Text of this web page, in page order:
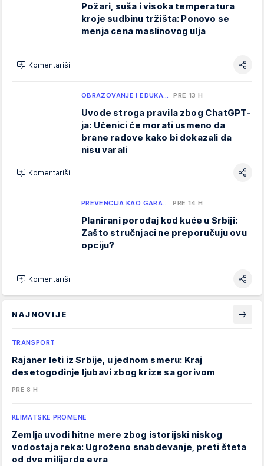
Požari, suša i visoka temperatura
kroje sudbinu tržišta: Ponovo se
menja cena maslinovog ulja
Komentariši
OBRAZOVANJE I EDUKA… PRE 13 H
Uvode stroga pravila zbog ChatGPT-
ja: Učenici će morati usmeno da
brane radove kako bi dokazali da
nisu varali
Komentariši
PREVENCIJA KAO GARA… PRE 14 H
Planirani porođaj kod kuće u Srbiji:
Zašto stručnjaci ne preporučuju ovu
opciju?
Komentariši
NAJNOVIJE
TRANSPORT
Rajaner leti iz Srbije, u jednom smeru: Kraj
desetogodinje ljubavi zbog krize sa gorivom
PRE 8 H
KLIMATSKE PROMENE
Zemlja uvodi hitne mere zbog istorijski niskog
vodostaja reka: Ugroženo snabdevanje, preti šteta
od dve milijarde evra